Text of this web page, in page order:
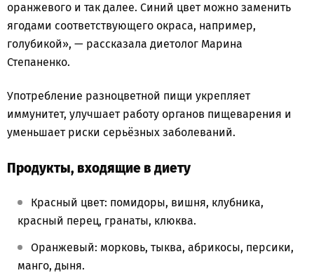
оранжевого и так далее. Синий цвет можно заменить
ягодами соответствующего окраса, например,
голубикой», — рассказала диетолог Марина
Степаненко.
Употребление разноцветной пищи укрепляет
иммунитет, улучшает работу органов пищеварения и
уменьшает риски серьёзных заболеваний.
Продукты, входящие в диету
Красный цвет: помидоры, вишня, клубника,
красный перец, гранаты, клюква.
Оранжевый: морковь, тыква, абрикосы, персики,
манго, дыня.